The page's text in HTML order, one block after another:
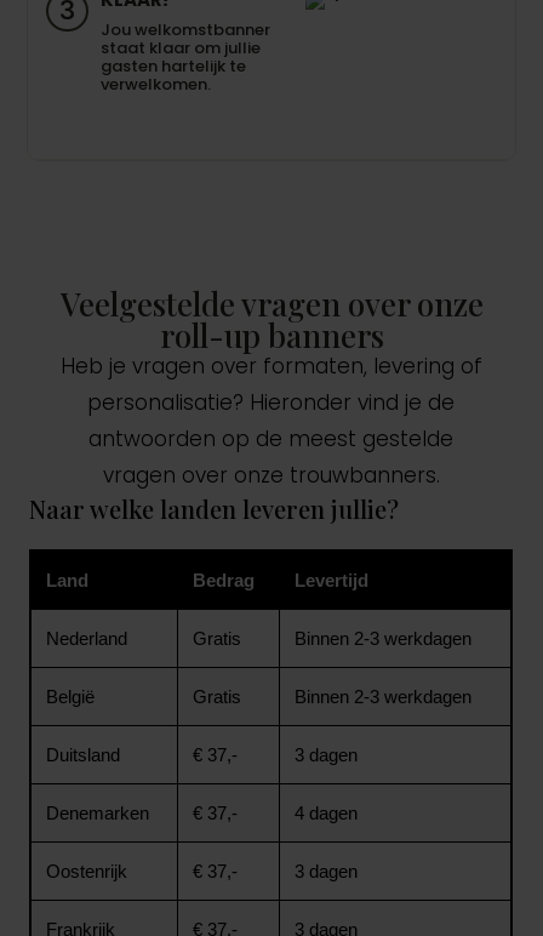
3 Jou welkomstbanner
staat klaar om jullie
gasten hartelijk te
verwelkomen.
Veelgestelde vragen over onze
roll-up banners
Heb je vragen over formaten, levering of
personalisatie? Hieronder vind je de
antwoorden op de meest gestelde
vragen over onze trouwbanners.
Naar welke landen leveren jullie?
Land Bedrag Levertijd
Nederland Gratis Binnen 2-3 werkdagen
België Gratis Binnen 2-3 werkdagen
Duitsland € 37,- 3 dagen
Denemarken € 37,- 4 dagen
Oostenrijk € 37,- 3 dagen
Frankrijk € 37,- 3 dagen